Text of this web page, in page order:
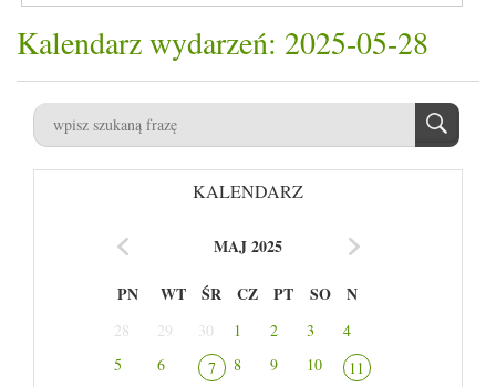
Kalendarz wydarzeń: 2025-05-28
KALENDARZ
MAJ 2025
PN WT ŚR CZ PT SO N
28 29 30 1 2 3
4
5
6 7 8 9 10
11